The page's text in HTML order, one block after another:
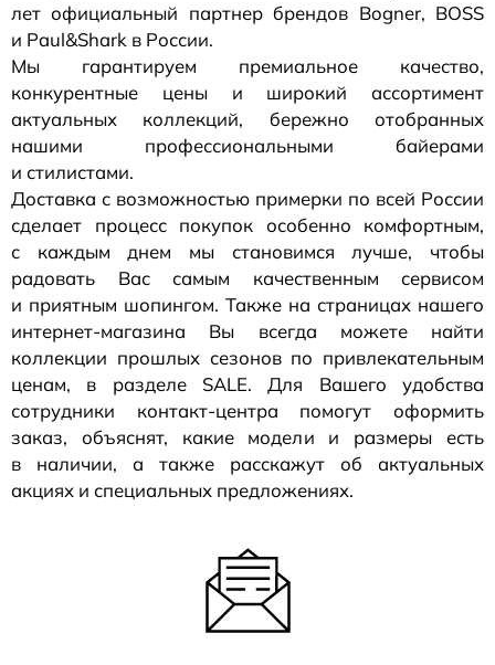
лет официальный партнер брендов Bogner, BOSS
и Paul&Shark в России.
Мы гарантируем премиальное качество,
конкурентные цены и широкий ассортимент
актуальных коллекций, бережно отобранных
нашими профессиональными байерами
и стилистами.
Доставка с возможностью примерки по всей России
сделает процесс покупок особенно комфортным,
с каждым днем мы становимся лучше, чтобы
радовать Вас самым качественным сервисом
и приятным шопингом. Также на страницах нашего
интернет-магазина Вы всегда можете найти
коллекции прошлых сезонов по привлекательным
ценам, в разделе SALE. Для Вашего удобства
сотрудники контакт-центра помогут оформить
заказ, объяснят, какие модели и размеры есть
в наличии, а также расскажут об актуальных
акциях и специальных предложениях.